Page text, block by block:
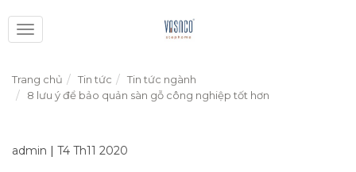
Toggle
navigation
Trang chủ Tin tức
Tin tức ngành
8 lưu ý để bảo quản sàn gỗ công nghiệp tốt hơn
admin | T4 Th11 2020